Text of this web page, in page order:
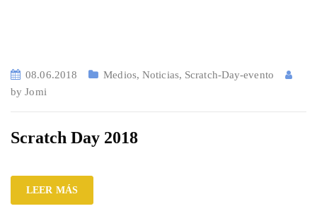
08.06.2018 Medios,Noticias, Scratch-Day-evento
byJomi
Scratch Day 2018
LEER MÁS